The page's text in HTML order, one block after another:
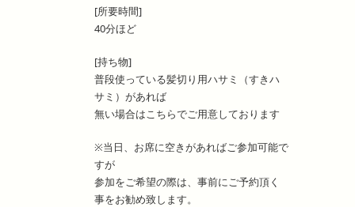
[所要時間]
40分ほど
[持ち物]
普段使っている髪切り用ハサミ（すきハ
サミ）があれば
無い場合はこちらでご用意しております
※当日、お席に空きがあればご参加可能で
すが
参加をご希望の際は、事前にご予約頂く
事をお勧め致します。